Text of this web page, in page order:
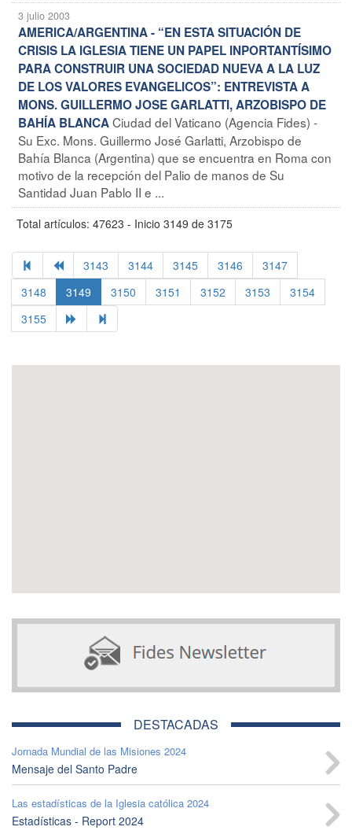
3 julio 2003
AMERICA/ARGENTINA - “EN ESTA SITUACIÓN DE
CRISIS LA IGLESIA TIENE UN PAPEL INPORTANTÍSIMO
PARA CONSTRUIR UNA SOCIEDAD NUEVA A LA LUZ
DE LOS VALORES EVANGELICOS”: ENTREVISTA A
MONS. GUILLERMO JOSE GARLATTI, ARZOBISPO DE
BAHÍA BLANCACiudad del Vaticano (Agencia Fides) -
Su Exc. Mons. Guillermo José Garlatti, Arzobispo de
Bahía Blanca (Argentina) que se encuentra en Roma con
motivo de la recepción del Palio de manos de Su
Santidad Juan Pablo II e ...
Total artículos: 47623 - Inicio 3149 de 3175
3143 3144 3145 3146
3147
3148
3149 3150 3151 3152 3153
3154
3155
DESTACADAS
Jornada Mundial de las Misiones 2024
Mensaje del Santo Padre
Las estadísticas de la Iglesia católica 2024
Estadísticas - Report 2024